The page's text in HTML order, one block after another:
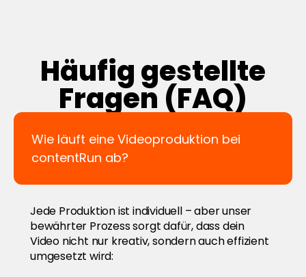
Häufig gestellte
Fragen (FAQ)
Wie läuft eine Videoproduktion bei
contentRun ab?
Jede Produktion ist individuell – aber unser
bewährter Prozess sorgt dafür, dass dein
Video nicht nur kreativ, sondern auch effizient
umgesetzt wird: